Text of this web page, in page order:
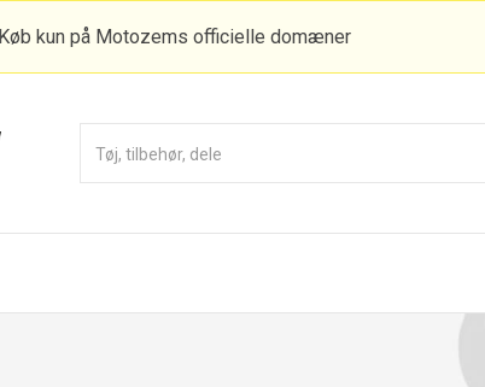
kun på Motozems officielle domæner